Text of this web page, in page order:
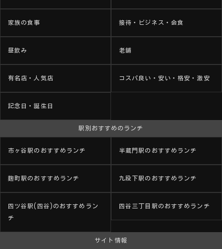
家族の食事 接待・ビジネス・会食
昼飲み 老舗
有名店・人気店 コスパ良い・安い・格安・激安
記念日・誕生日
駅別おすすめのランチ
市ヶ谷駅のおすすめランチ 半蔵門駅のおすすめランチ
麹町駅のおすすめランチ 九段下駅のおすすめランチ
四ツ谷駅(四谷)のおすすめラン
チ
四谷三丁目駅のおすすめランチ
サイト情報